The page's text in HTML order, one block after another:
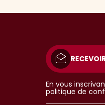
En vous
politique de